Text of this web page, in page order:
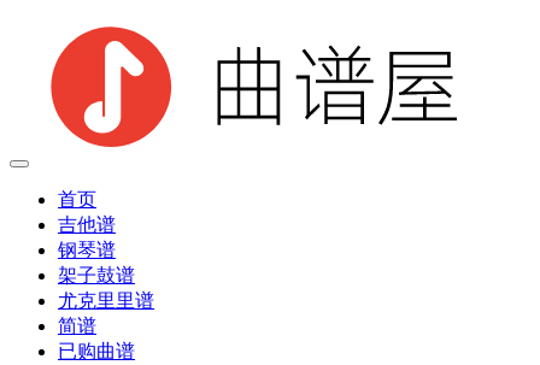
首页
吉他谱
钢琴谱
架子鼓谱
尤克里里谱
简谱
已购曲谱